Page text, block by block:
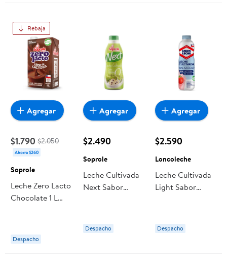
Rebaja
$1.790 $2.050
Ahorra $260
Soprole
Leche Zero Lacto
Chocolate 1 L
Despacho
Agregar
$2.490
Soprole
Leche Cultivada
Next Sabor
Soprole
Despacho
Agregar
$2.590
Loncoleche
Leche Cultivada
Light Sabor
Loncoleche
Despacho
Agregar